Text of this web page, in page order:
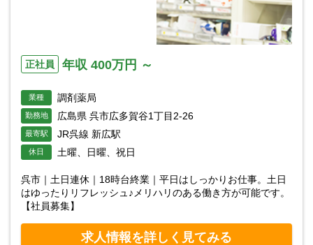
正社員 年収 400万円 ～
業種 調剤薬局
勤務地 広島県 呉市広多賀谷1丁目2-26
最寄駅 JR呉線 新広駅
休日 土曜、日曜、祝日
呉市｜土日連休｜18時台終業｜平日はしっかりお仕事。土日
はゆったりリフレッシュ♪メリハリのある働き方が可能です。
【社員募集】
求人情報を詳しく見てみる